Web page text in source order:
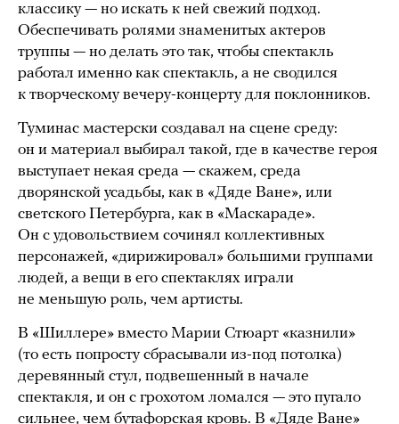
классику — но искать к ней свежий подход.
Обеспечивать ролями знаменитых актеров
труппы — но делать это так, чтобы спектакль
работал именно как спектакль, а не сводился
к творческому вечеру-концерту для поклонников.
Туминас мастерски создавал на сцене среду:
он и материал выбирал такой, где в качестве героя
выступает некая среда — скажем, среда
дворянской усадьбы, как в «Дяде Ване», или
светского Петербурга, как в «Маскараде».
Он с удовольствием сочинял коллективных
персонажей, «дирижировал» большими группами
людей, а вещи в его спектаклях играли
не меньшую роль, чем артисты.
В «Шиллере» вместо Марии Стюарт «казнили»
(то есть попросту сбрасывали из-под потолка)
деревянный стул, подвешенный в начале
спектакля, и он с грохотом ломался — это пугало
сильнее, чем бутафорская кровь. В «Дяде Ване»